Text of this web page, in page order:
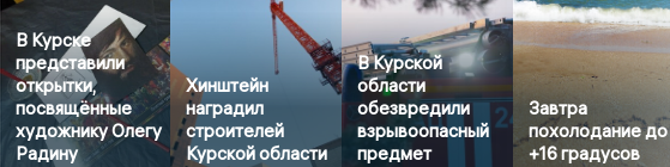
В Курске
представили
открытки,
посвящённые
художнику Олегу
Радину
Хинштейн
наградил
строителей
Курской области
В Курской
области
обезвредили
взрывоопасный
предмет
Завтра
похолодание до
+16 градусов